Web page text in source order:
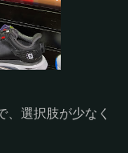
、選択肢が少なく